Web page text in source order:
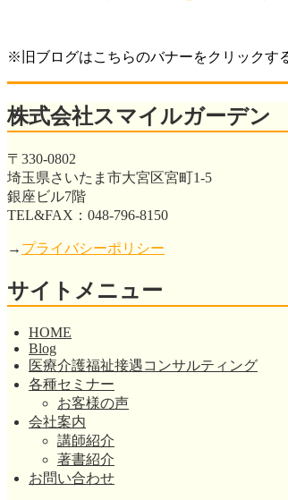
※旧ブログはこちらのバナーをクリックす
株式会社スマイルガーデン
〒330-0802
埼玉県さいたま市大宮区宮町1-5
銀座ビル7階
TEL&FAX：048-796-8150
→ プライバシーポリシー
サイトメニュー
HOME
Blog
医療介護福祉接遇コンサルティング
各種セミナー
お客様の声
会社案内
講師紹介
著書紹介
お問い合わせ